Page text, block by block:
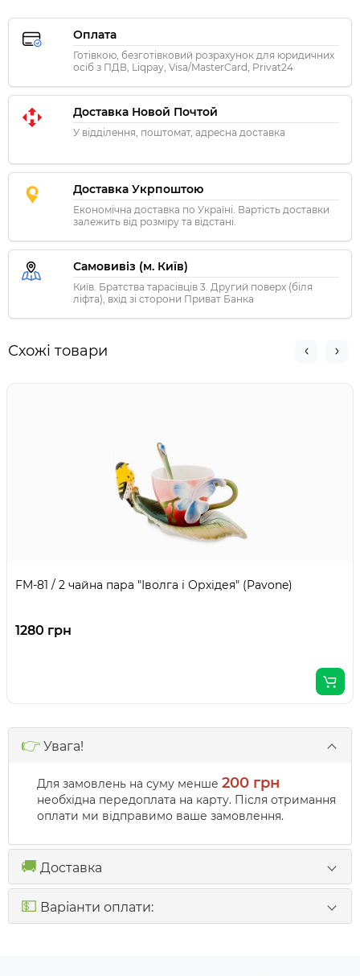
Оплата
Готівкою, безготівковий розрахунок для юридичних
осіб з ПДВ, Liqpay, Visa/MasterCard, Privat24
Доставка Новой Почтой
У відділення, поштомат, адресна доставка
Доставка Укрпоштою
Економічна доставка по Україні. Вартість доставки
залежить від розміру та відстані.
Самовивіз (м. Київ)
Київ. Братства тарасівців 3. Другий поверх (біля
ліфта), вхід зі сторони Приват Банка
Схожі товари
FM-81 / 2 чайна пара "Іволга і Орхідея" (Pavone)
1280 грн
👉 Увага!
Для замовлень на суму менше 200 грн
необхідна передоплата на карту. Після отримання
оплати ми відправимо ваше замовлення.
🚚 Доставка
💵 Варіанти оплати: